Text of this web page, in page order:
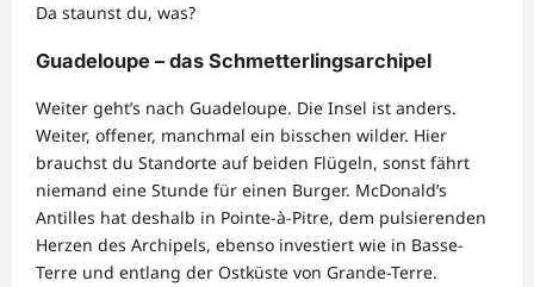
Da staunst du, was?
Guadeloupe – das Schmetterlingsarchipel
Weiter geht’s nach Guadeloupe. Die Insel ist anders.
Weiter, offener, manchmal ein bisschen wilder. Hier
brauchst du Standorte auf beiden Flügeln, sonst fährt
niemand eine Stunde für einen Burger. McDonald’s
Antilles hat deshalb in Pointe-à-Pitre, dem pulsierenden
Herzen des Archipels, ebenso investiert wie in Basse-
Terre und entlang der Ostküste von Grande-Terre.